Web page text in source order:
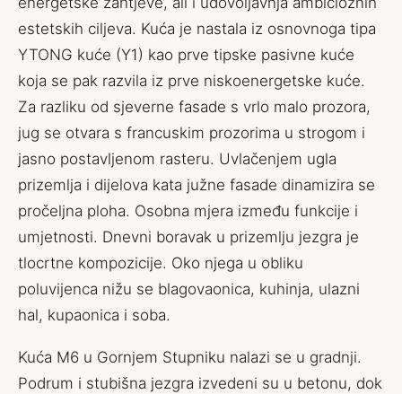
estetskih ciljeva. Kuća je nastala iz osnovnoga tipa
YTONG kuće (Y1) kao prve tipske pasivne kuće
koja se pak razvila iz prve niskoenergetske kuće.
Za razliku od sjeverne fasade s vrlo malo prozora,
jug se otvara s francuskim prozorima u strogom i
jasno postavljenom rasteru. Uvlačenjem ugla
prizemlja i dijelova kata južne fasade dinamizira se
pročeljna ploha. Osobna mjera između funkcije i
umjetnosti. Dnevni boravak u prizemlju jezgra je
tlocrtne kompozicije. Oko njega u obliku
poluvijenca nižu se blagovaonica, kuhinja, ulazni
hal, kupaonica i soba.
Kuća M6 u Gornjem Stupniku nalazi se u gradnji.
Podrum i stubišna jezgra izvedeni su u betonu, dok